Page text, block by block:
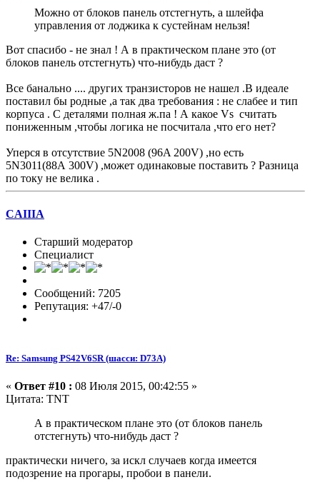
Можно от блоков панель отстегнуть, а шлейфа
управления от лоджика к сустейнам нельзя!
Вот спасибо - не знал ! А в практическом плане это (от
блоков панель отстегнуть) что-нибудь даст ?
Все банально .... других транзисторов не нашел .В идеале
поставил бы родные ,а так два требования : не слабее и тип
корпуса . С деталями полная ж.па ! А какое Vs считать
пониженным ,чтобы логика не посчитала ,что его нет?
Уперся в отсутствие 5N2008 (96A 200V) ,но есть
5N3011(88А 300V) ,может одинаковые поставить ? Разница
по току не велика .
CAIIIA
Старший модератор
Специалист
Сообщений: 7205
Репутация: +47/-0
Re: Samsung PS42V6SR (шасси: D73A)
« Ответ #10 : 08 Июля 2015, 00:42:55 »
Цитата: TNT
А в практическом плане это (от блоков панель
отстегнуть) что-нибудь даст ?
практически ничего, за искл случаев когда имеется
подозрение на прогары, пробои в панели.